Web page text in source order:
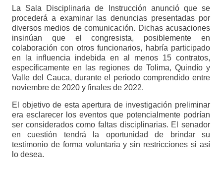
La Sala Disciplinaria de Instrucción anunció que se
procederá a examinar las denuncias presentadas por
diversos medios de comunicación. Dichas acusaciones
insinúan que el congresista, posiblemente en
colaboración con otros funcionarios, habría participado
en la influencia indebida en al menos 15 contratos,
específicamente en las regiones de Tolima, Quindío y
Valle del Cauca, durante el periodo comprendido entre
noviembre de 2020 y finales de 2022.
El objetivo de esta apertura de investigación preliminar
era esclarecer los eventos que potencialmente podrían
ser considerados como faltas disciplinarias. El senador
en cuestión tendrá la oportunidad de brindar su
testimonio de forma voluntaria y sin restricciones si así
lo desea.